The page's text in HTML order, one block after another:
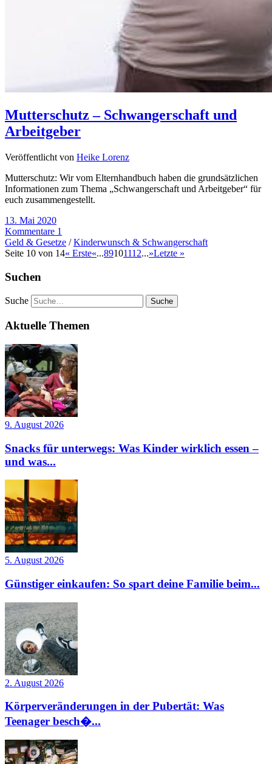
Mutterschutz – Schwangerschaft und
Arbeitgeber
Veröffentlicht von Heike Lorenz
Mutterschutz: Wir vom Elternhandbuch haben die grundsätzlichen
Informationen zum Thema „Schwangerschaft und Arbeitgeber“ für
euch zusammengestellt.
13. Mai 2020
Kommentare 1
Geld & Gesetze /Kinderwunsch & Schwangerschaft
Seite 10 von 14« Erste«...89101112...»Letzte »
Suchen
Suche
Aktuelle Themen
9. August 2026
Snacks für unterwegs: Was Kinder wirklich essen –
und was...
5. August 2026
Günstiger einkaufen: So spart deine Familie beim...
2. August 2026
Körperveränderungen in der Pubertät: Was
Teenager besch�...